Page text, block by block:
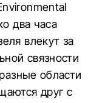
два часа
влекут за
связности
области
друг с